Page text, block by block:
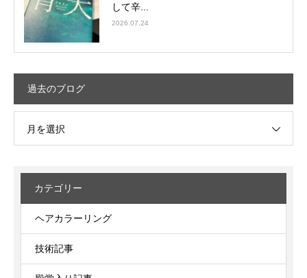
して辛...
2026.07.24
過去のブログ
月を選択
カテゴリー
ヘアカラーリング
技術記事